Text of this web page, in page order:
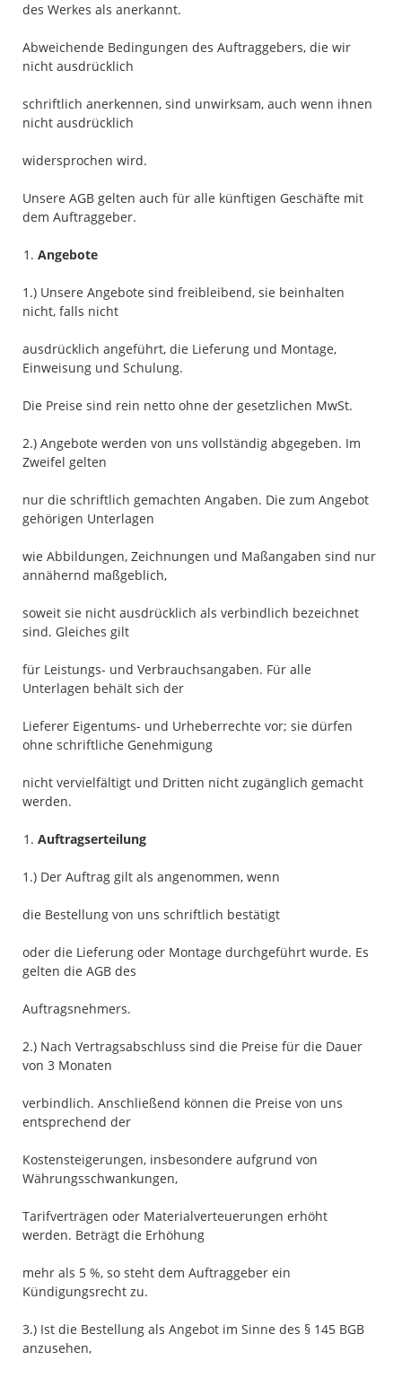
des Werkes als anerkannt.
Abweichende Bedingungen des Auftraggebers, die wir
nicht ausdrücklich
schriftlich anerkennen, sind unwirksam, auch wenn ihnen
nicht ausdrücklich
widersprochen wird.
Unsere AGB gelten auch für alle künftigen Geschäfte mit
dem Auftraggeber.
Angebote
1.) Unsere Angebote sind freibleibend, sie beinhalten
nicht, falls nicht
ausdrücklich angeführt, die Lieferung und Montage,
Einweisung und Schulung.
Die Preise sind rein netto ohne der gesetzlichen MwSt.
2.) Angebote werden von uns vollständig abgegeben. Im
Zweifel gelten
nur die schriftlich gemachten Angaben. Die zum Angebot
gehörigen Unterlagen
wie Abbildungen, Zeichnungen und Maßangaben sind nur
annähernd maßgeblich,
soweit sie nicht ausdrücklich als verbindlich bezeichnet
sind. Gleiches gilt
für Leistungs- und Verbrauchsangaben. Für alle
Unterlagen behält sich der
Lieferer Eigentums- und Urheberrechte vor; sie dürfen
ohne schriftliche Genehmigung
nicht vervielfältigt und Dritten nicht zugänglich gemacht
werden.
Auftragserteilung
1.) Der Auftrag gilt als angenommen, wenn
die Bestellung von uns schriftlich bestätigt
oder die Lieferung oder Montage durchgeführt wurde. Es
gelten die AGB des
Auftragsnehmers.
2.) Nach Vertragsabschluss sind die Preise für die Dauer
von 3 Monaten
verbindlich. Anschließend können die Preise von uns
entsprechend der
Kostensteigerungen, insbesondere aufgrund von
Währungsschwankungen,
Tarifverträgen oder Materialverteuerungen erhöht
werden. Beträgt die Erhöhung
mehr als 5 %, so steht dem Auftraggeber ein
Kündigungsrecht zu.
3.) Ist die Bestellung als Angebot im Sinne des § 145 BGB
anzusehen,